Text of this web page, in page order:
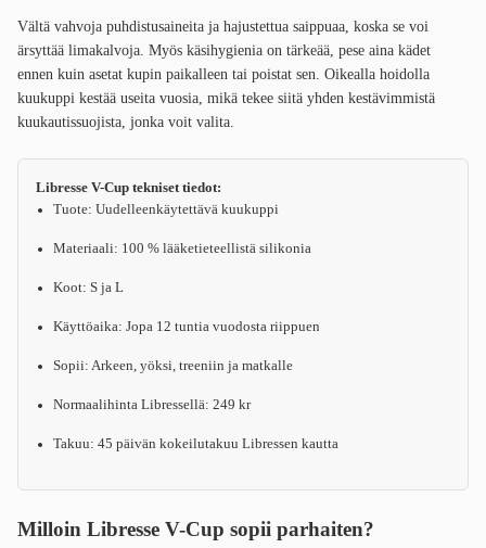
Vältä vahvoja puhdistusaineita ja hajustettua saippuaa, koska se voi
ärsyttää limakalvoja. Myös käsihygienia on tärkeää, pese aina kädet
ennen kuin asetat kupin paikalleen tai poistat sen. Oikealla hoidolla
kuukuppi kestää useita vuosia, mikä tekee siitä yhden kestävimmistä
kuukautissuojista, jonka voit valita.
Libresse V-Cup tekniset tiedot:
Tuote: Uudelleenkäytettävä kuukuppi
Materiaali: 100 % lääketieteellistä silikonia
Koot: S ja L
Käyttöaika: Jopa 12 tuntia vuodosta riippuen
Sopii: Arkeen, yöksi, treeniin ja matkalle
Normaalihinta Libressellä: 249 kr
Takuu: 45 päivän kokeilutakuu Libressen kautta
Milloin Libresse V-Cup sopii parhaiten?